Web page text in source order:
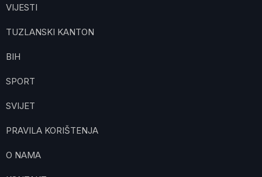
VIJESTI
TUZLANSKI KANTON
BIH
SPORT
SVIJET
PRAVILA KORIŠTENJA
O NAMA